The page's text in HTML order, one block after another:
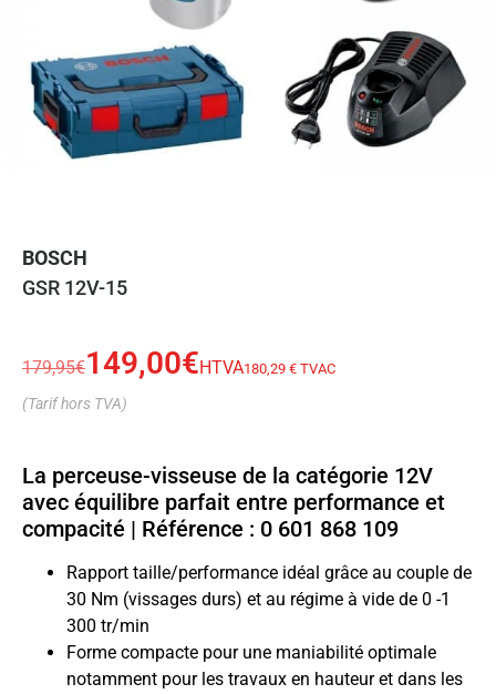
BOSCH
GSR 12V-15
179,95€149,00€HTVA180,29 € TVAC
(Tarif hors TVA)
La perceuse-visseuse de la catégorie 12V
avec équilibre parfait entre performance et
compacité | Référence : 0 601 868 109
Rapport taille/performance idéal grâce au couple de
30 Nm (vissages durs) et au régime à vide de 0 -1
300 tr/min
Forme compacte pour une maniabilité optimale
notamment pour les travaux en hauteur et dans les